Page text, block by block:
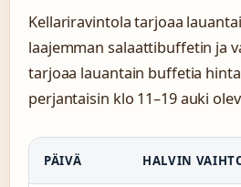
Kellariravintola tarjoaa
laajemman salaattibuffetin ja
tarjoaa lauantain buffetia
perjantaisin klo 11–19 auki
PÄIVÄ HALVIN